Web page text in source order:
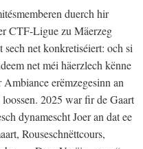
duerch hir
CTF-Ligue zu Mäerzeg
sech net konkretiséiert: och si
net méi häerzlech kënne
erëmzegesinn an
2025 war fir de Gaart
dynamescht Joer an dat ee
Rouseschnëttcours,